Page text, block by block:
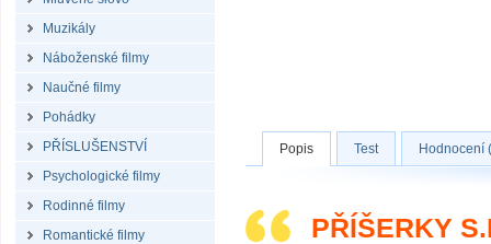
Muzikály
Náboženské filmy
Naučné filmy
Pohádky
PŘÍSLUŠENSTVÍ
Psychologické filmy
Rodinné filmy
Romantické filmy
Popis Test Hodnocení
PŘÍŠERKY